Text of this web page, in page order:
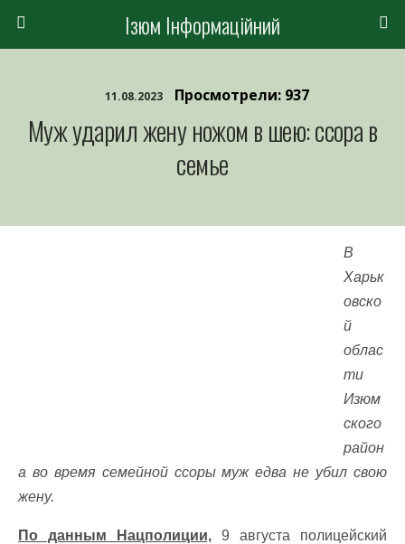
Ізюм Інформаційний
11.08.2023 Просмотрели: 937
Муж ударил жену ножом в шею: ссора в
семье
В
Харьк
овско
й
облас
ти
Изюм
ского
район
а во время семейной ссоры муж едва не убил свою
жену.
По данным Нацполиции, 9 августа полицейский